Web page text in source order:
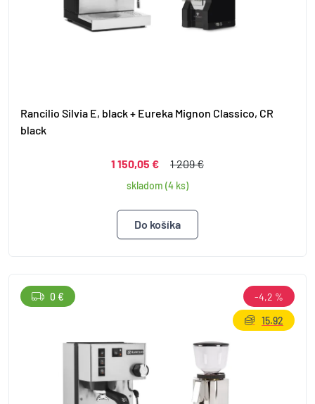
Rancilio Silvia E, black + Eureka Mignon Classico, CR
black
1 150,05 € 1 209 €
skladom (4 ks)
0 €
-4,2 %
15.92